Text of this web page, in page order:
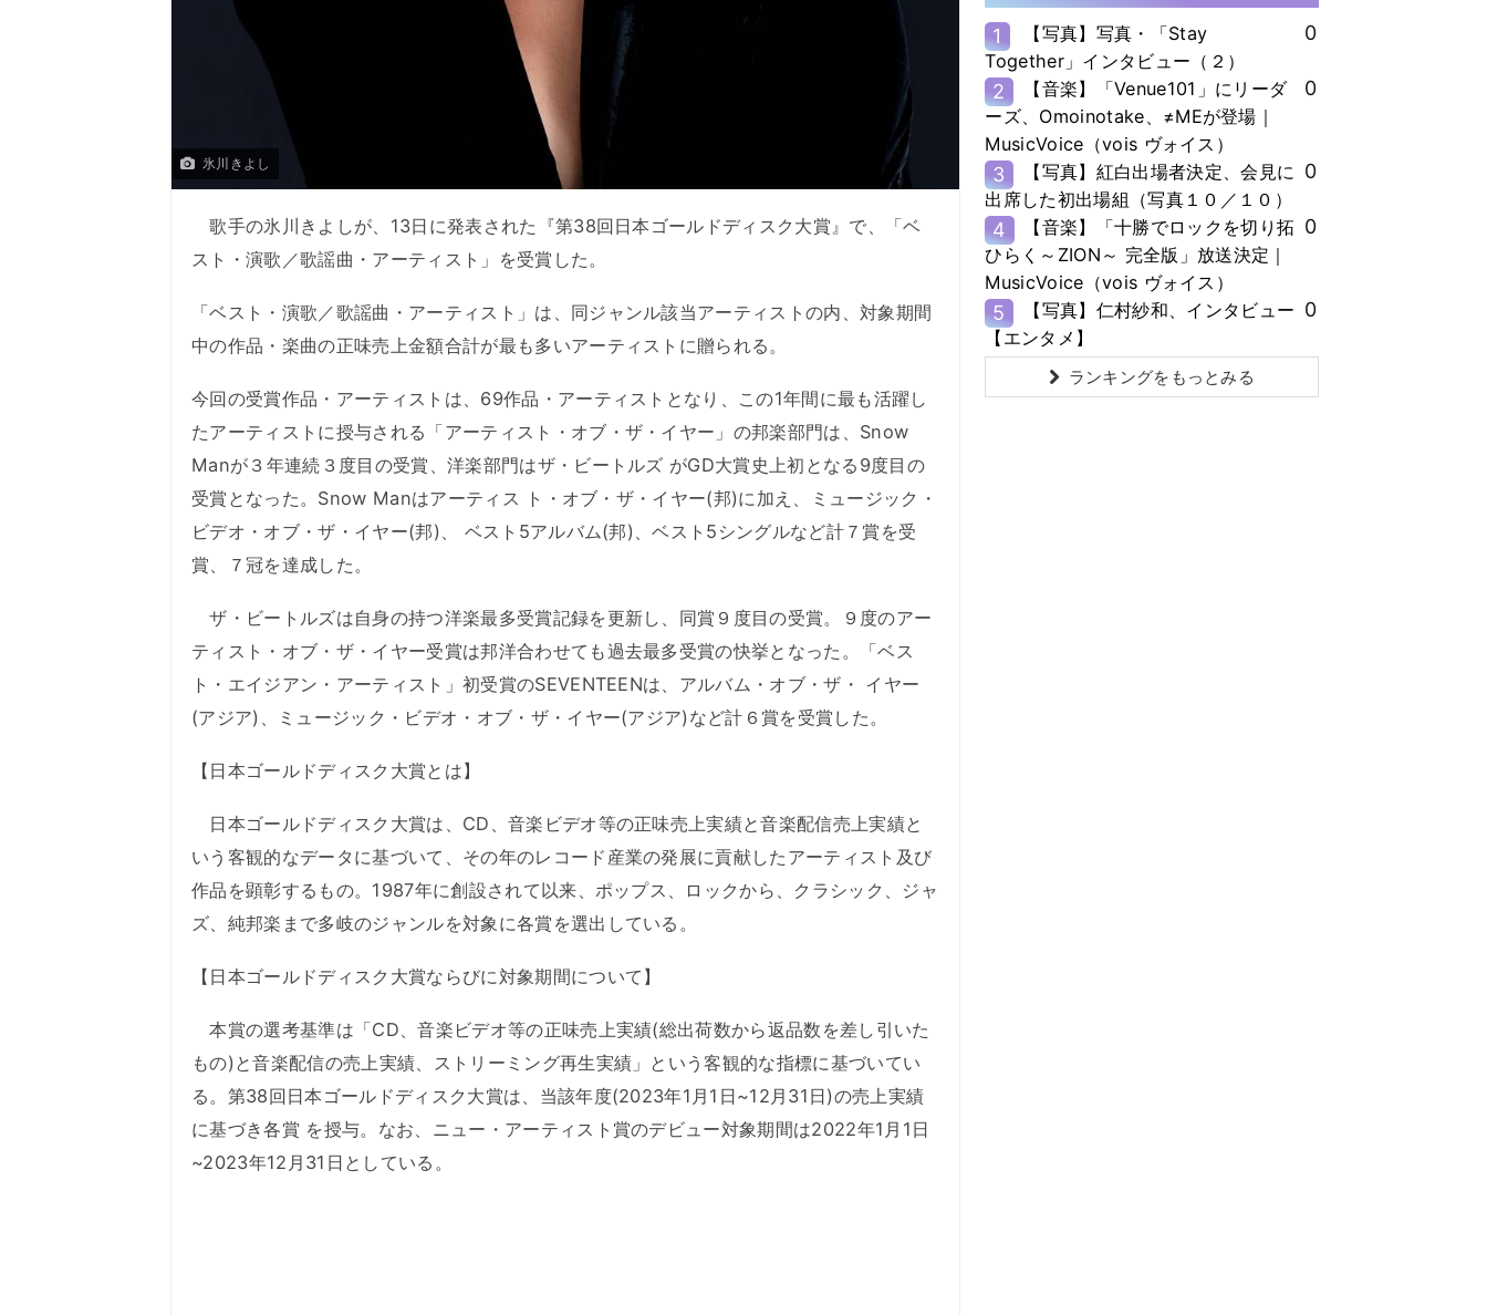
氷川きよし
歌手の氷川きよしが、13日に発表された『第38回日本ゴールドディスク大賞』で、「ベ
スト・演歌／歌謡曲・アーティスト」を受賞した。
「ベスト・演歌／歌謡曲・アーティスト」は、同ジャンル該当アーティストの内、対象期間
中の作品・楽曲の正味売上金額合計が最も多いアーティストに贈られる。
今回の受賞作品・アーティストは、69作品・アーティストとなり、この1年間に最も活躍し
たアーティストに授与される「アーティスト・オブ・ザ・イヤー」の邦楽部門は、Snow
Manが３年連続３度目の受賞、洋楽部門はザ・ビートルズ がGD大賞史上初となる9度目の
受賞となった。Snow Manはアーティス ト・オブ・ザ・イヤー(邦)に加え、ミュージック・
ビデオ・オブ・ザ・イヤー(邦)、 ベスト5アルバム(邦)、ベスト5シングルなど計７賞を受
賞、７冠を達成した。
ザ・ビートルズは自身の持つ洋楽最多受賞記録を更新し、同賞９度目の受賞。９度のアー
ティスト・オブ・ザ・イヤー受賞は邦洋合わせても過去最多受賞の快挙となった。「ベス
ト・エイジアン・アーティスト」初受賞のSEVENTEENは、アルバム・オブ・ザ・ イヤー
(アジア)、ミュージック・ビデオ・オブ・ザ・イヤー(アジア)など計６賞を受賞した。
【日本ゴールドディスク大賞とは】
日本ゴールドディスク大賞は、CD、音楽ビデオ等の正味売上実績と音楽配信売上実績と
いう客観的なデータに基づいて、その年のレコード産業の発展に貢献したアーティスト及び
作品を顕彰するもの。1987年に創設されて以来、ポップス、ロックから、クラシック、ジャ
ズ、純邦楽まで多岐のジャンルを対象に各賞を選出している。
【日本ゴールドディスク大賞ならびに対象期間について】
本賞の選考基準は「CD、音楽ビデオ等の正味売上実績(総出荷数から返品数を差し引いた
もの)と音楽配信の売上実績、ストリーミング再生実績」という客観的な指標に基づいてい
る。第38回日本ゴールドディスク大賞は、当該年度(2023年1月1日~12月31日)の売上実績
に基づき各賞 を授与。なお、ニュー・アーティスト賞のデビュー対象期間は2022年1月1日
~2023年12月31日としている。
1
【写真】写真・「Stay
Together」インタビュー（２）
0
2
【音楽】「Venue101」にリーダ
ーズ、Omoinotake、≠MEが登場｜
MusicVoice（vois ヴォイス）
0
3
【写真】紅白出場者決定、会見に
出席した初出場組（写真１０／１０）
0
4
【音楽】「十勝でロックを切り拓
ひらく～ZION～ 完全版」放送決定｜
MusicVoice（vois ヴォイス）
0
5
【写真】仁村紗和、インタビュー
【エンタメ】
0
ランキングをもっとみる